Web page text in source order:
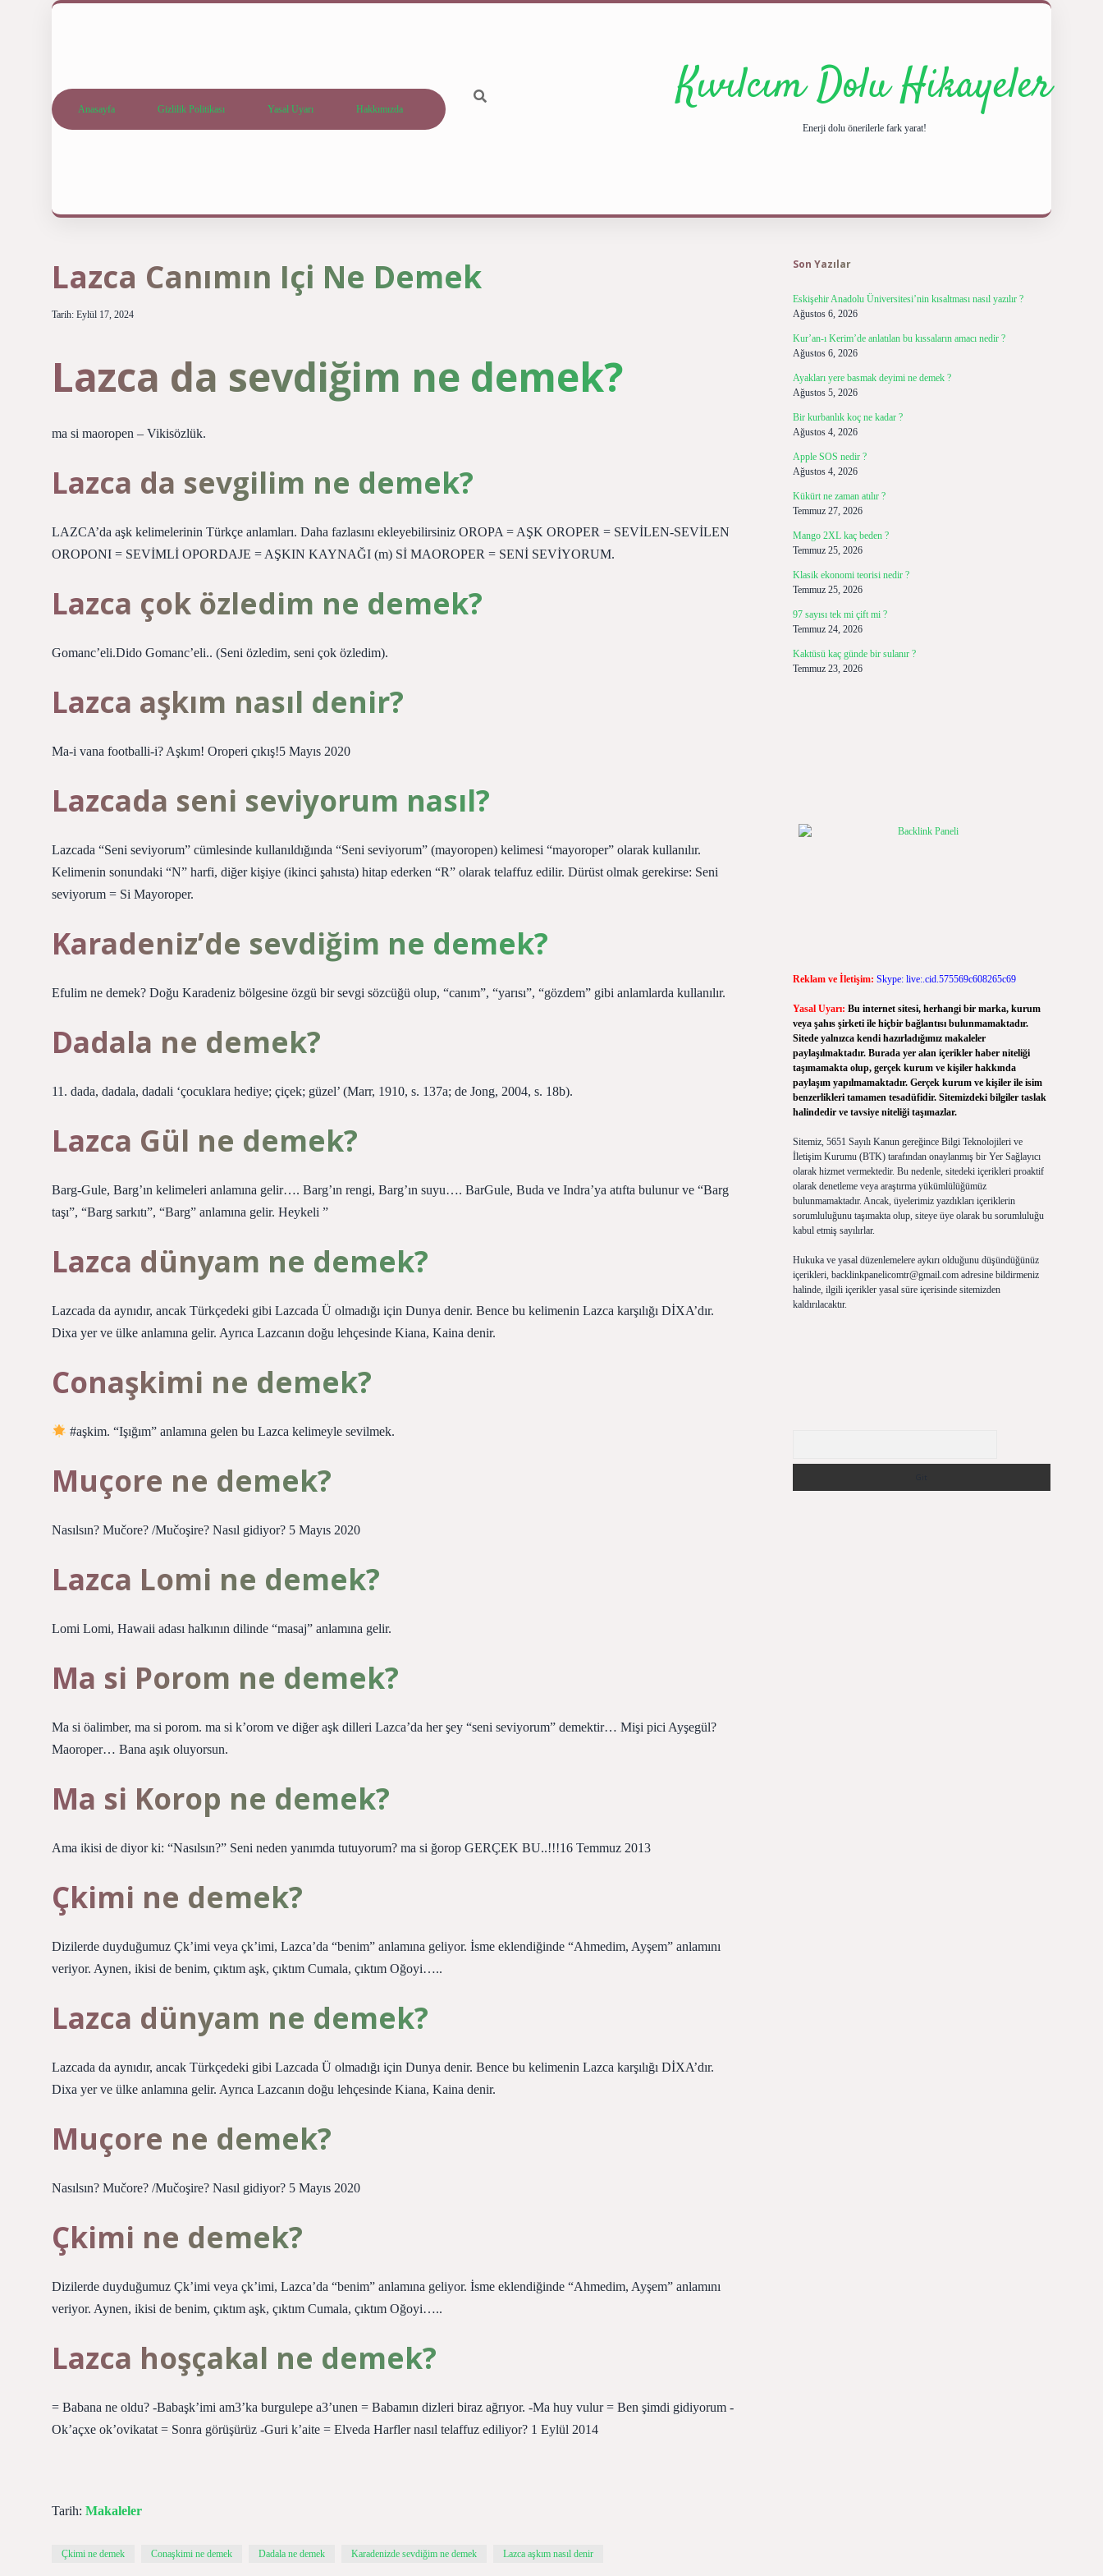
Anasayfa Gizlilik Politikası Yasal Uyarı Hakkımızda Kıvılcım Dolu Hikayeler
Enerji dolu önerilerle fark yarat!
Lazca Canımın Içi Ne Demek
Tarih: Eylül 17, 2024
Lazca da sevdiğim ne demek?
ma si maoropen – Vikisözlük.
Lazca da sevgilim ne demek?
LAZCA’da aşk kelimelerinin Türkçe anlamları. Daha fazlasını ekleyebilirsiniz OROPA = AŞK OROPER = SEVİLEN-SEVİLEN
OROPONI = SEVİMLİ OPORDAJE = AŞKIN KAYNAĞI (m) Sİ MAOROPER = SENİ SEVİYORUM.
Lazca çok özledim ne demek?
Gomanc’eli.Dido Gomanc’eli.. (Seni özledim, seni çok özledim).
Lazca aşkım nasıl denir?
Ma-i vana footballi-i? Aşkım! Oroperi çıkış!5 Mayıs 2020
Lazcada seni seviyorum nasıl?
Lazcada “Seni seviyorum” cümlesinde kullanıldığında “Seni seviyorum” (mayoropen) kelimesi “mayoroper” olarak kullanılır.
Kelimenin sonundaki “N” harfi, diğer kişiye (ikinci şahısta) hitap ederken “R” olarak telaffuz edilir. Dürüst olmak gerekirse: Seni
seviyorum = Si Mayoroper.
Karadeniz’de sevdiğim ne demek?
Efulim ne demek? Doğu Karadeniz bölgesine özgü bir sevgi sözcüğü olup, “canım”, “yarısı”, “gözdem” gibi anlamlarda kullanılır.
Dadala ne demek?
11. dada, dadala, dadali ‘çocuklara hediye; çiçek; güzel’ (Marr, 1910, s. 137a; de Jong, 2004, s. 18b).
Lazca Gül ne demek?
Barg-Gule, Barg’ın kelimeleri anlamına gelir…. Barg’ın rengi, Barg’ın suyu…. BarGule, Buda ve Indra’ya atıfta bulunur ve “Barg
taşı”, “Barg sarkıtı”, “Barg” anlamına gelir. Heykeli ”
Lazca dünyam ne demek?
Lazcada da aynıdır, ancak Türkçedeki gibi Lazcada Ü olmadığı için Dunya denir. Bence bu kelimenin Lazca karşılığı DİXA’dır.
Dixa yer ve ülke anlamına gelir. Ayrıca Lazcanın doğu lehçesinde Kiana, Kaina denir.
Conaşkimi ne demek?
#aşkim. “Işığım” anlamına gelen bu Lazca kelimeyle sevilmek.
Muçore ne demek?
Nasılsın? Mučore? /Mučoşire? Nasıl gidiyor? 5 Mayıs 2020
Lazca Lomi ne demek?
Lomi Lomi, Hawaii adası halkının dilinde “masaj” anlamına gelir.
Ma si Porom ne demek?
Ma si öalimber, ma si porom. ma si k’orom ve diğer aşk dilleri Lazca’da her şey “seni seviyorum” demektir… Mişi pici Ayşegül?
Maoroper… Bana aşık oluyorsun.
Ma si Korop ne demek?
Ama ikisi de diyor ki: “Nasılsın?” Seni neden yanımda tutuyorum? ma si ğorop GERÇEK BU..!!!16 Temmuz 2013
Çkimi ne demek?
Dizilerde duyduğumuz Çk’imi veya çk’imi, Lazca’da “benim” anlamına geliyor. İsme eklendiğinde “Ahmedim, Ayşem” anlamını
veriyor. Aynen, ikisi de benim, çıktım aşk, çıktım Cumala, çıktım Oğoyi…..
Lazca dünyam ne demek?
Lazcada da aynıdır, ancak Türkçedeki gibi Lazcada Ü olmadığı için Dunya denir. Bence bu kelimenin Lazca karşılığı DİXA’dır.
Dixa yer ve ülke anlamına gelir. Ayrıca Lazcanın doğu lehçesinde Kiana, Kaina denir.
Muçore ne demek?
Nasılsın? Mučore? /Mučoşire? Nasıl gidiyor? 5 Mayıs 2020
Çkimi ne demek?
Dizilerde duyduğumuz Çk’imi veya çk’imi, Lazca’da “benim” anlamına geliyor. İsme eklendiğinde “Ahmedim, Ayşem” anlamını
veriyor. Aynen, ikisi de benim, çıktım aşk, çıktım Cumala, çıktım Oğoyi…..
Lazca hoşçakal ne demek?
= Babana ne oldu? -Babaşk’imi am3’ka burgulepe a3’unen = Babamın dizleri biraz ağrıyor. -Ma huy vulur = Ben şimdi gidiyorum -
Ok’açxe ok’ovikatat = Sonra görüşürüz -Guri k’aite = Elveda Harfler nasıl telaffuz ediliyor? 1 Eylül 2014
Tarih: Makaleler
Çkimi ne demek Conaşkimi ne demek Dadala ne demek Karadenizde sevdiğim ne demek Lazca aşkım nasıl denir
Son Yazılar
Eskişehir Anadolu Üniversitesi’nin kısaltması nasıl yazılır ?
Ağustos 6, 2026
Kur’an-ı Kerim’de anlatılan bu kıssaların amacı nedir ?
Ağustos 6, 2026
Ayakları yere basmak deyimi ne demek ?
Ağustos 5, 2026
Bir kurbanlık koç ne kadar ?
Ağustos 4, 2026
Apple SOS nedir ?
Ağustos 4, 2026
Kükürt ne zaman atılır ?
Temmuz 27, 2026
Mango 2XL kaç beden ?
Temmuz 25, 2026
Klasik ekonomi teorisi nedir ?
Temmuz 25, 2026
97 sayısı tek mi çift mi ?
Temmuz 24, 2026
Kaktüsü kaç günde bir sulanır ?
Temmuz 23, 2026
Reklam ve İletişim: Skype: live:.cid.575569c608265c69
Yasal Uyarı: Bu internet sitesi, herhangi bir marka, kurum
veya şahıs şirketi ile hiçbir bağlantısı bulunmamaktadır.
Sitede yalnızca kendi hazırladığımız makaleler
paylaşılmaktadır. Burada yer alan içerikler haber niteliği
taşımamakta olup, gerçek kurum ve kişiler hakkında
paylaşım yapılmamaktadır. Gerçek kurum ve kişiler ile isim
benzerlikleri tamamen tesadüfidir. Sitemizdeki bilgiler taslak
halindedir ve tavsiye niteliği taşımazlar.
Sitemiz, 5651 Sayılı Kanun gereğince Bilgi Teknolojileri ve
İletişim Kurumu (BTK) tarafından onaylanmış bir Yer Sağlayıcı
olarak hizmet vermektedir. Bu nedenle, sitedeki içerikleri proaktif
olarak denetleme veya araştırma yükümlülüğümüz
bulunmamaktadır. Ancak, üyelerimiz yazdıkları içeriklerin
sorumluluğunu taşımakta olup, siteye üye olarak bu sorumluluğu
kabul etmiş sayılırlar.
Hukuka ve yasal düzenlemelere aykırı olduğunu düşündüğünüz
içerikleri, backlinkpanelicomtr@gmail.comadresine bildirmeniz
halinde, ilgili içerikler yasal süre içerisinde sitemizden
kaldırılacaktır.